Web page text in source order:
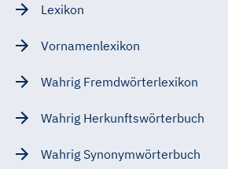
Lexikon
Vornamenlexikon
Wahrig Fremdwörterlexikon
Wahrig Herkunftswörterbuch
Wahrig Synonymwörterbuch